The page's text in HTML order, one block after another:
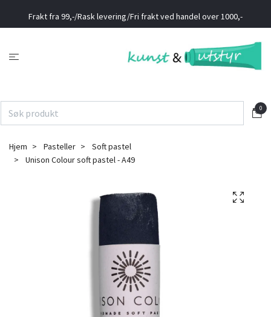
Frakt fra 99,-/Rask levering/Fri frakt ved handel over 1000,-
0
Hjem Pasteller
Soft pastel
Unison Colour soft pastel - A49